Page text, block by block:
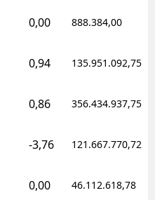
0,00 888.384,00
0,94 135.951.092,75
0,86 356.434.937,75
-3,76 121.667.770,72
0,00 46.112.618,78